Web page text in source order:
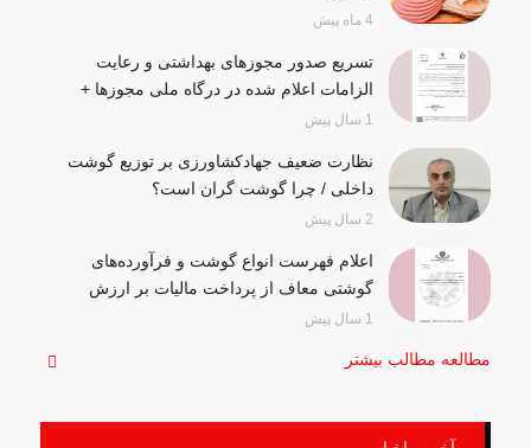
تسریع صدور مجوزهای بهداشتی و رعایت
الزامات اعلام شده در درگاه ملی مجوزها +
تصویر اطلاعیه
نظارت ضعیف جهادکشاورزی بر توزیع گوشت
داخلی / چرا گوشت گران است؟
اعلام فهرست انواع گوشت و فرآورده‌های
گوشتی معاف از پرداخت مالیات بر ارزش
افزوده + نامه
مطالعه مطالب بیشتر